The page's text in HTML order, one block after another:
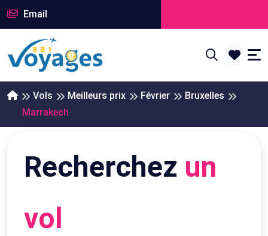
Email
Vols Meilleurs prix Février
Bruxelles
Marrakech
Recherchez un
vol